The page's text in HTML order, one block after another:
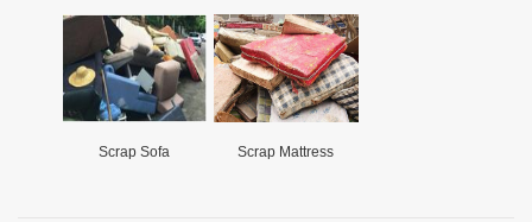
Scrap Sofa Scrap Mattress